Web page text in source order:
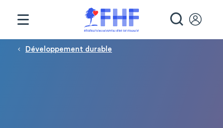
Fil d'Ariane
Développement durable
Panneau de gestion des cookies